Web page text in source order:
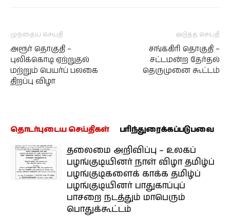
முந்தைய செய்தி
அரூர் தொகுதி –
புலிக்கொடி ஏற்றுதல்
மற்றும் பெயர்ப் பலகை
திறப்பு விழா
அடுத்த செய்தி
சங்ககிரி தொகுதி –
சட்டமன்ற தேர்தல்
தெருமுனை கூட்டம்
தொடர்புடைய செய்திகள் பரிந்துரைக்கப்படுபவை
தலைமை அறிவிப்பு – உலகப்
பழங்குடியினர் நாள் விழா தமிழ்ப்
பழங்குடிகளைக் காக்க தமிழ்ப்
பழங்குடியினர் பாதுகாப்புப்
பாசறை நடத்தும் மாபெரும்
பொதுக்கூட்டம்